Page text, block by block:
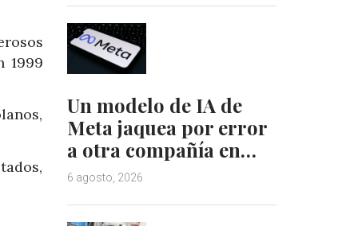
1999
Un modelo de IA de
Meta jaquea por error
a otra compañía en…
6 agosto, 2026